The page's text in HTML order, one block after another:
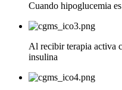
Cuando hipoglucemia
Al recibir terapia activa
insulina